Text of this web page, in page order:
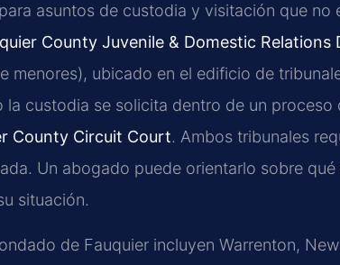
asuntos de custodia y visitación que no
County Juvenile & Domestic Relations
menores), ubicado en el edificio de
la custodia se solicita dentro de un proceso
County Circuit Court. Ambos tribunales
Un abogado puede orientarlo sobre qué
situación.
de Fauquier incluyen Warrenton, New